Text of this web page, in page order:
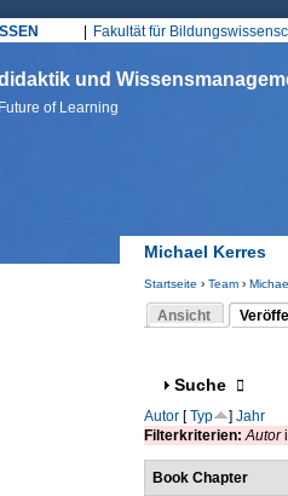
Fakultät für
und
of Learning
Michael Kerres
Sie sind hier
Startseite › Team›
Ansicht
(aktiver
Anzeigen
Suche
Autor[Typ ] Jahr
Filterkriterien:Autor
Book Chapter